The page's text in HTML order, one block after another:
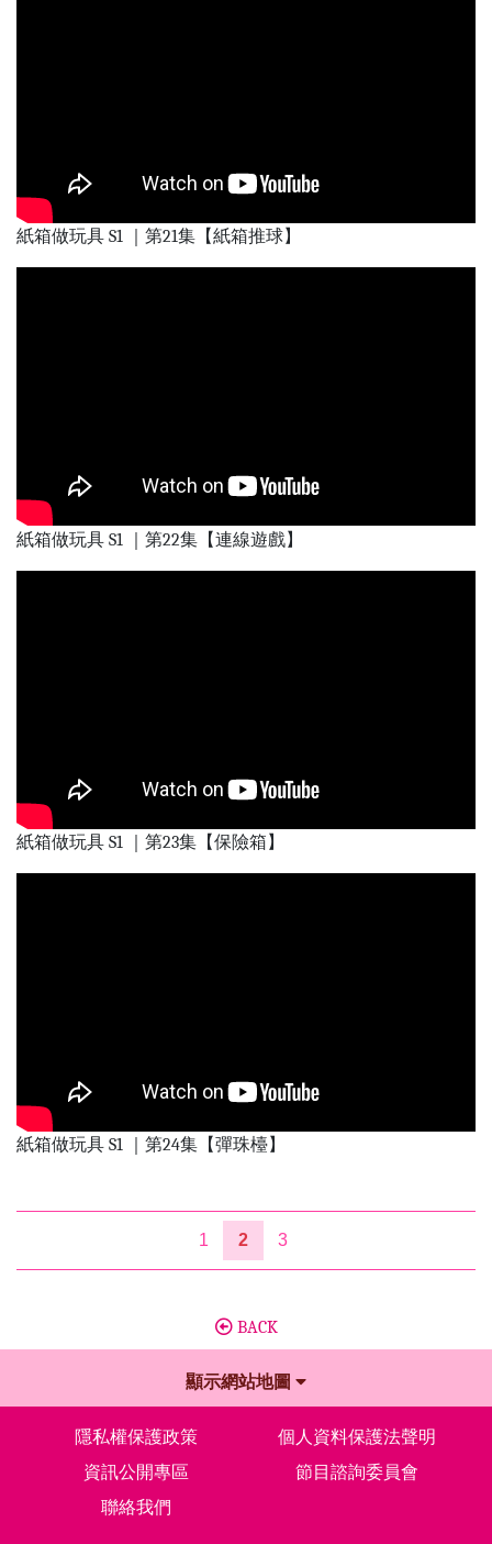
紙箱做玩具 S1 ｜第21集【紙箱推球】
紙箱做玩具 S1 ｜第22集【連線遊戲】
紙箱做玩具 S1 ｜第23集【保險箱】
紙箱做玩具 S1 ｜第24集【彈珠檯】
1 2 3
BACK
顯示網站地圖
隱私權保護政策
個人資料保護法聲明
資訊公開專區
節目諮詢委員會
聯絡我們